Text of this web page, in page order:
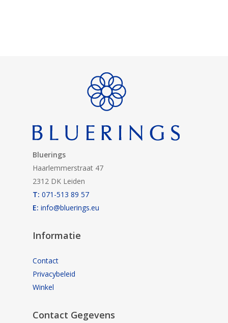
Bluerings
Haarlemmerstraat 47
2312 DK Leiden
T: 071-513 89 57
E: info@bluerings.eu
Informatie
Contact
Privacybeleid
Winkel
Contact Gegevens